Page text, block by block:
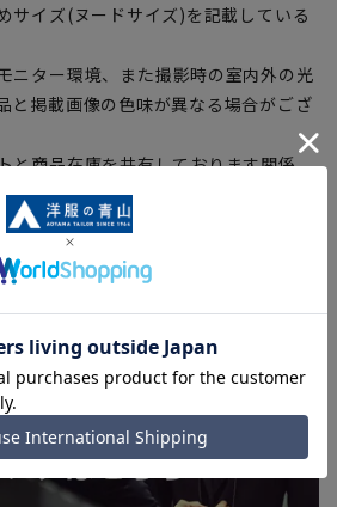
サイズ(ヌードサイズ)を記載している
ニター環境、また撮影時の室内外の光
と掲載画像の色味が異なる場合がござ
と商品在庫を共有しております関係
イミングにより欠品が発生し、ご注文
ざいます。予めご了承ください。
つきましても、ご注文のタイミングに
ビスを選択できない場合がございま